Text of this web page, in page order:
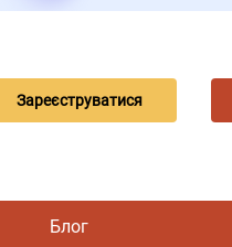
Зареєструватися
Блог